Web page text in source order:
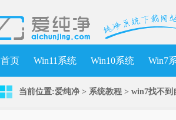
首页 Win11系统 Win10系统 Win7
当前位置:爱纯净 > 系统教程 > win7找不到